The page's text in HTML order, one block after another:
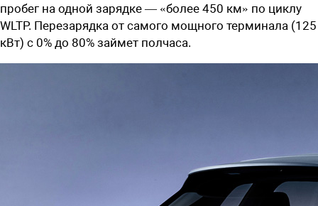
пробег на одной зарядке — «более 450 км» по циклу
WLTP. Перезарядка от самого мощного терминала (125
кВт) с 0% до 80% займет полчаса.